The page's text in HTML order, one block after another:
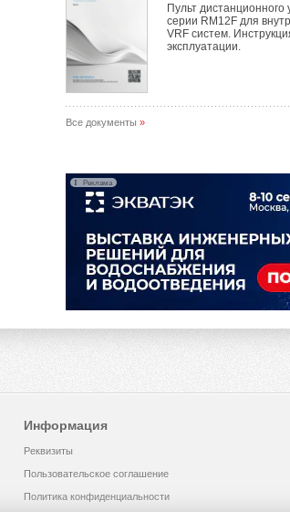
Пульт
серии RM12F для
VRF систем.
эксплуатации.
Все документы »
Реклама
Информация
Реквизиты
Пользовательское соглашение
Политика конфиденциальности